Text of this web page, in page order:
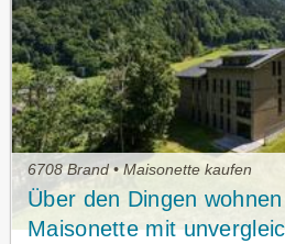
6708 Brand • Maisonette kaufen
Über den Dingen
Maisonette mit